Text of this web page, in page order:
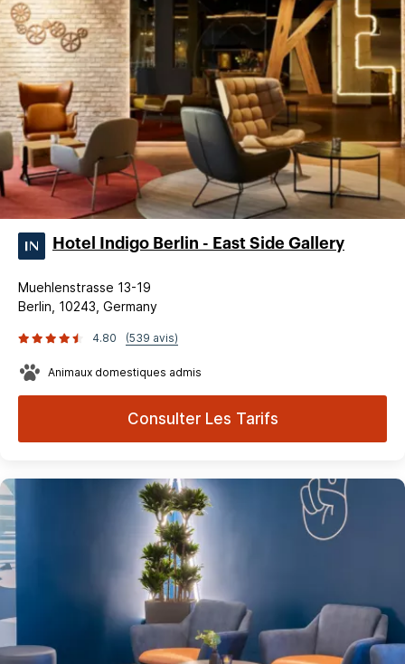
Hotel Indigo Berlin - East Side Gallery
Muehlenstrasse 13-19
Berlin, 10243, Germany
4.80 (539 avis)
Animaux domestiques admis
Consulter Les Tarifs